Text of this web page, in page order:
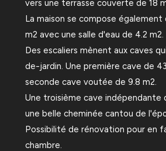
vers une terrasse couverte de 18
La maison se compose également
m2 avec une salle d'eau de 4.2 m2.
Des escaliers mènent aux caves
de-jardin. Une première cave de
seconde cave voutée de 9.8 m2.
Une troisième cave indépendante
une belle cheminée cantou de
Possibilité de rénovation pour en
chambre.